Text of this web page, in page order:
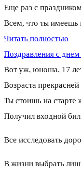
Еще раз с
Всем, что ты имеешь
Читать полностью
Поздравления с
Вот уж, юноша, 17
Возраста прекрасней
Ты стоишь на старте
Получил входной
Все исследовать
В жизни выбрать